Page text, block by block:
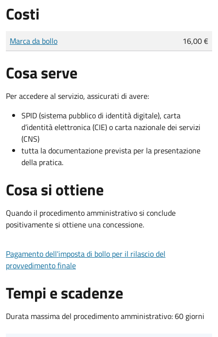
Costi
Tipo di pagamento
Importo
Marca da bollo 16,00 €
Cosa serve
Per accedere al servizio, assicurati di avere:
SPID (sistema pubblico di identità digitale), carta
d’identità elettronica (CIE) o carta nazionale dei servizi
(CNS)
tutta la documentazione prevista per la presentazione
della pratica.
Cosa si ottiene
Quando il procedimento amministrativo si conclude
positivamente si ottiene una concessione.
Pagamento dell'imposta di bollo per il rilascio del
provvedimento finale
Tempi e scadenze
Durata massima del procedimento amministrativo: 60 giorni